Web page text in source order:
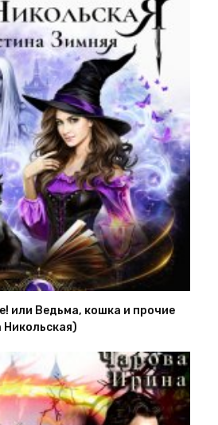
или Ведьма, кошка и прочие
Никольская)